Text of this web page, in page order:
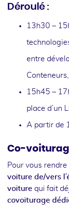
Déroulé :
13h30 –
entre
15h45 –
place d’un
A partir de
Co-
Pour vous rendre
voiture de/vers
voiture qui fait
covoiturage